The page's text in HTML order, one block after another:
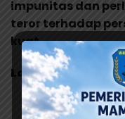
impunitas dan
teror terhadap
kuat.
Laporan: Sony RM